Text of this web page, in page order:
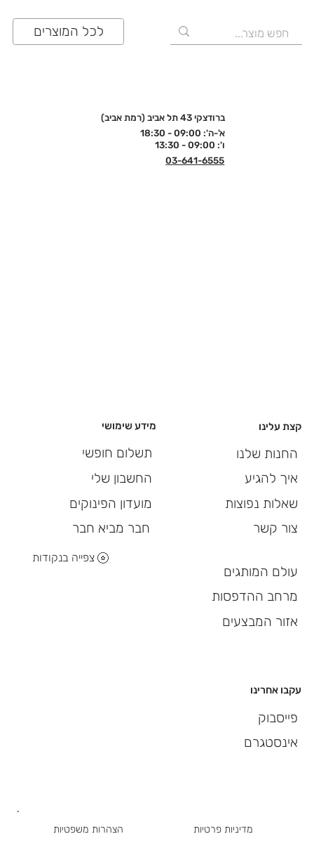
לכל המוצרים
ברודצקי 43 תל אביב (רמת אביב)
א'-ה': 09:00 - 18:30
ו': 09:00 - 13:30
03-641-6555
מידע שימושי
תשלום חופשי
החשבון שלי
מועדון הפינוקים
חבר מביא חבר
צפייה בנקודות
עקבו אחרינו
פייסבוק
אינסטגרם
קצת עלינו
החנות שלנו
איך להגיע
שאלות נפוצות
צור קשר
עולם המותגים
מרחב ההדפסות
אזור המבצעים
מדיניות פרטיות הצהרות משפטיות